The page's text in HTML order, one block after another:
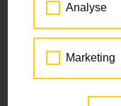
Please choose
Analyse
Marketing